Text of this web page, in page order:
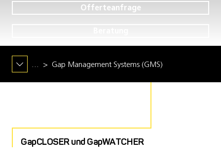
Offerteanfrage
Gap Management Systems (GMS)
GapCLOSER und GapWATCHER